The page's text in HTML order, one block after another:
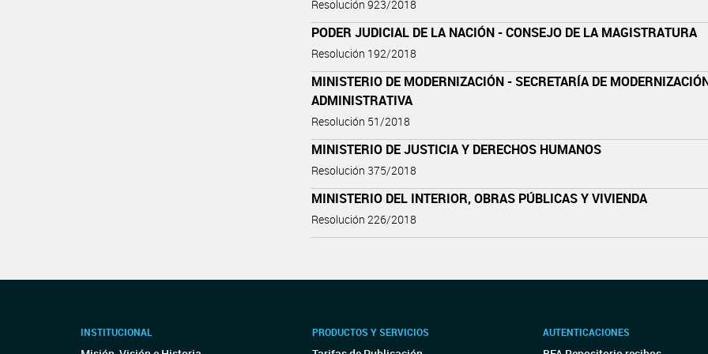
Resolución 923/2018
PODER JUDICIAL DE LA NACIÓN - CONSEJO DE LA MAGISTRATURA
Resolución 192/2018
MINISTERIO DE MODERNIZACIÓN - SECRETARÍA DE
ADMINISTRATIVA
Resolución 51/2018
MINISTERIO DE JUSTICIA Y DERECHOS HUMANOS
Resolución 375/2018
MINISTERIO DEL INTERIOR, OBRAS PÚBLICAS Y VIVIENDA
Resolución 226/2018
INSTITUCIONAL PRODUCTOS Y SERVICIOS AUTENTICACIONES